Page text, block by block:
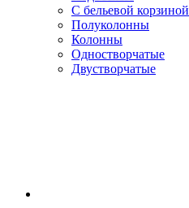
С бельевой корзиной
Полуколонны
Колонны
Одностворчатые
Двустворчатые